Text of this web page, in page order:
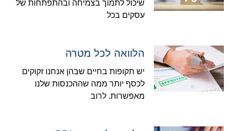
שיכול לתמוך בצמיחה ובהתפתחות של
עסקים בכל
הלוואה לכל מטרה
יש תקופות בחיים שבהן אנחנו זקוקים
לכסף יותר ממה שההכנסות שלנו
מאפשרות. לרוב